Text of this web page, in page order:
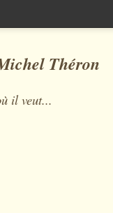
Théron
il veut...